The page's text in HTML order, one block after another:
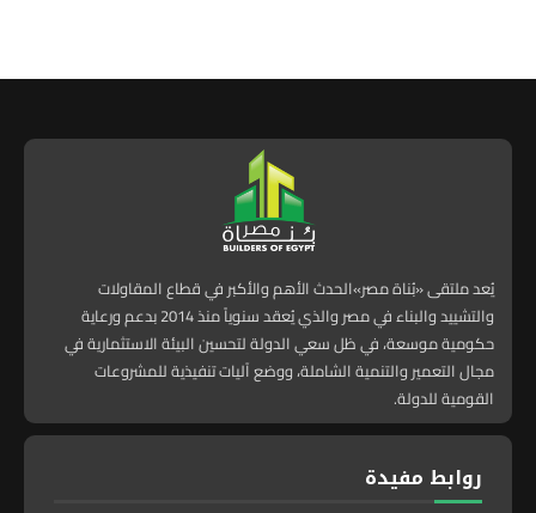
يُعد ملتقى «بُناة مصر»الحدث الأهم والأكبر في قطاع المقاولات
والتشييد والبناء في مصر والذي يُعقد سنوياً منذ 2014 بدعم ورعاية
حكومية موسعة، في ظل سعي الدولة لتحسين البيئة الاستثمارية في
مجال التعمير والتنمية الشاملة، ووضع آليات تنفيذية للمشروعات
القومية للدولة.
روابط مفيدة